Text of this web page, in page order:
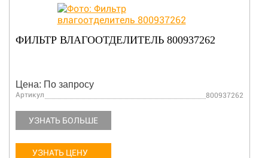
ФИЛЬТР ВЛАГООТДЕЛИТЕЛЬ 800937262
Цена: По запросу
Артикул 800937262
УЗНАТЬ БОЛЬШЕ
УЗНАТЬ ЦЕНУ